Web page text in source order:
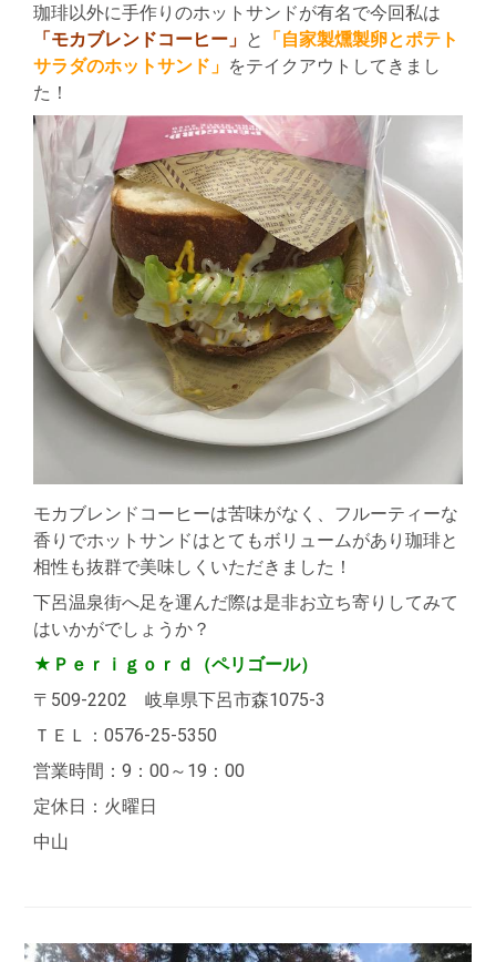
珈琲以外に手作りのホットサンドが有名で今回私は
「モカブレンドコーヒー」 と
「自家製燻製卵とポテト
サラダのホットサンド」 をテイクアウトしてきまし
た！
モカブレンドコーヒーは苦味がなく、フルーティーな
香りでホットサンドはとてもボリュームがあり珈琲と
相性も抜群で美味しくいただきました！
下呂温泉街へ足を運んだ際は是非お立ち寄りしてみて
はいかがでしょうか？
★Ｐｅｒｉｇｏｒｄ（ペリゴール）
〒509-2202 岐阜県下呂市森1075-3
ＴＥＬ：0576-25-5350
営業時間：9：00～19：00
定休日：火曜日
中山